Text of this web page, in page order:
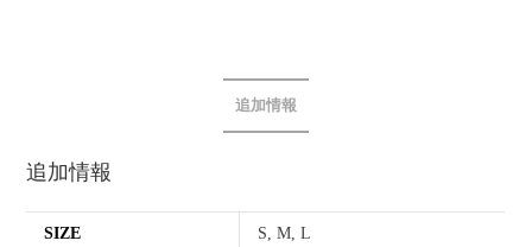
追加情報
追加情報
SIZE S, M, L